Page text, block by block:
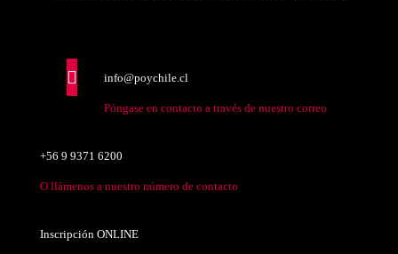
info@poychile.cl
Póngase en contacto a través de nuestro correo
+56 9 9371 6200
O llámenos a nuestro número de contacto
Inscripción ONLINE